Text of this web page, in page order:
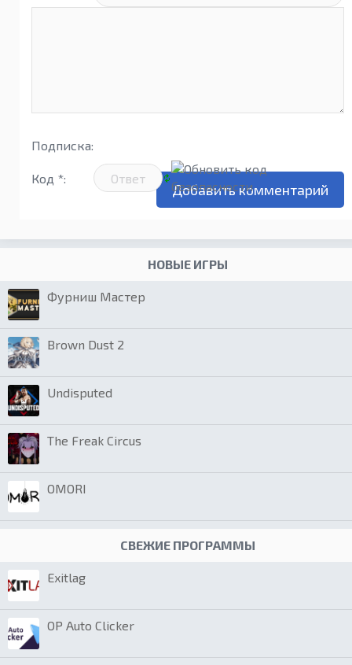
Подписка:
Код *:
НОВЫЕ ИГРЫ
Фурниш Мастер
Brown Dust 2
Undisputed
The Freak Circus
OMORI
СВЕЖИЕ ПРОГРАММЫ
Exitlag
OP Auto Clicker